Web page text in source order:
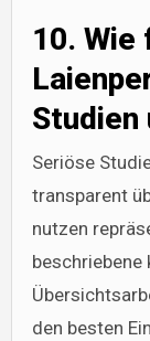
10. Wie
Studien
Seriöse
transparent
nutzen
beschriebene
den besten